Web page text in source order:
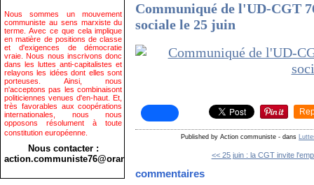
Nous sommes un mouvement
communiste au sens marxiste du
terme. Avec ce que cela implique
en matière de positions de classe
et d'exigences de démocratie
vraie. Nous nous inscrivons donc
dans les luttes anti-capitalistes et
relayons les idées dont elles sont
porteuses. Ainsi, nous
n'acceptons pas les combinaisont
politiciennes venues d'en-haut. Et,
très favorables aux coopérations
internationales, nous nous
opposons résolument à toute
constitution européenne.
Nous contacter :
action.communiste76@orange.fr>
Communiqué de l'UD-CGT
sociale le 25 juin
Published by Action communiste - dans
<< 25 juin : la CGT invite
commentaires